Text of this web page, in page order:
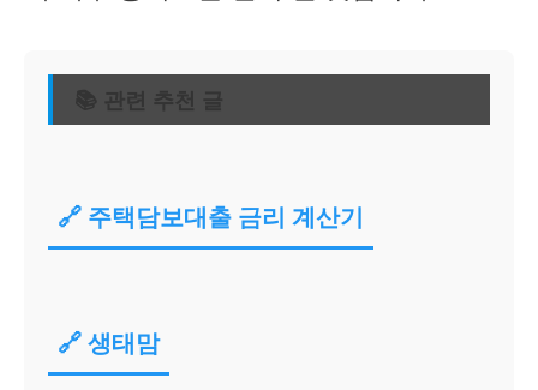
📚 관련 추천 글
🔗 주택담보대출 금리 계산기
🔗 생태맘